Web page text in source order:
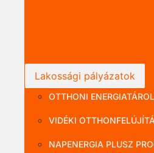
Lakossági pályázatok
OTTHONI
VIDÉKI
NAPENERGIA PLUSZ